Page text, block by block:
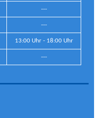
---
---
13:00 Uhr - 18:00 Uhr
---